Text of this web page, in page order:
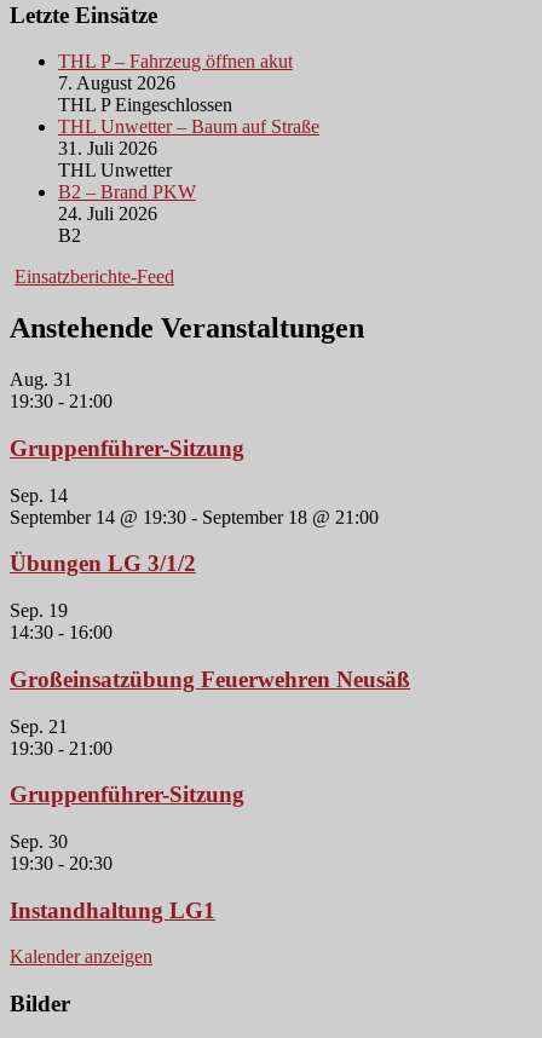
Letzte Einsätze
THL P – Fahrzeug öffnen akut
7. August 2026
THL P Eingeschlossen
THL Unwetter – Baum auf Straße
31. Juli 2026
THL Unwetter
B2 – Brand PKW
24. Juli 2026
B2
Einsatzberichte-Feed
Anstehende Veranstaltungen
Aug. 31
19:30 - 21:00
Gruppenführer-Sitzung
Sep. 14
September 14 @ 19:30 - September 18 @ 21:00
Übungen LG 3/1/2
Sep. 19
14:30 - 16:00
Großeinsatzübung Feuerwehren Neusäß
Sep. 21
19:30 - 21:00
Gruppenführer-Sitzung
Sep. 30
19:30 - 20:30
Instandhaltung LG1
Kalender anzeigen
Bilder